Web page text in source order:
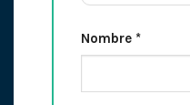
Nombre *